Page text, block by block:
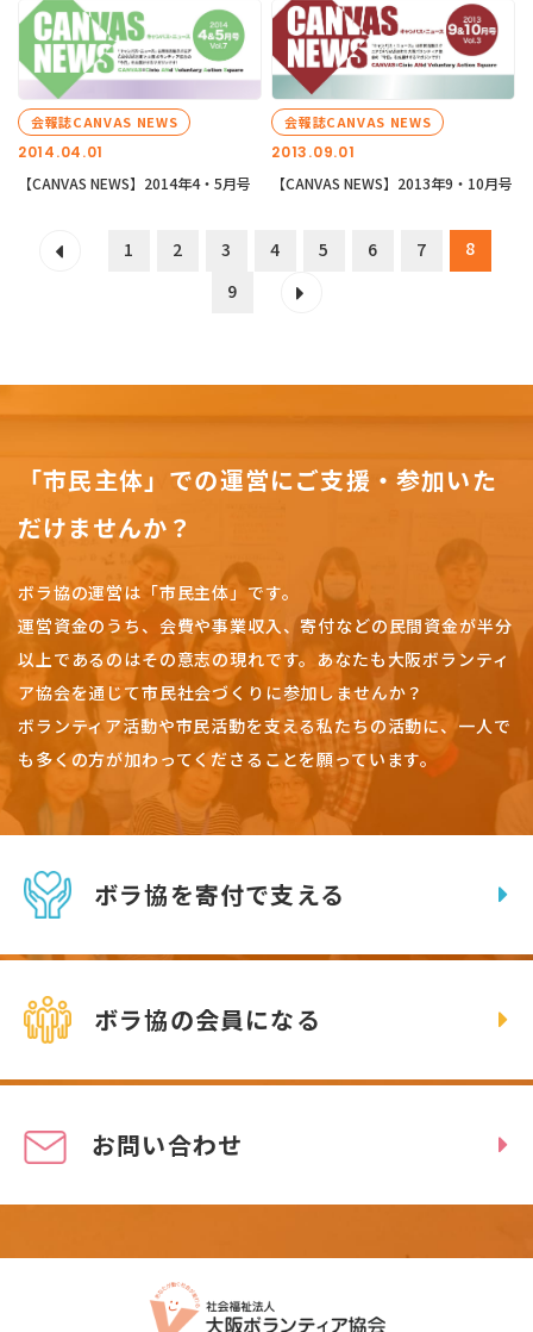
2014.04.01
会報誌CANVAS NEWS
【CANVAS NEWS】2014年4・5月号
2013.09.01
会報誌CANVAS NEWS
【CANVAS NEWS】2013年9・10月号
1 2 3 4 5 6 7
8
9
「市民主体」での運営にご支援・参加いた
だけませんか？
ボラ協の運営は「市民主体」です。
運営資金のうち、会費や事業収入、寄付などの民間資金が半分
以上であるのはその意志の現れです。 あなたも大阪ボランティ
ア協会を通じて市民社会づくりに参加しませんか？
ボランティア活動や市民活動を支える私たちの活動に、一人で
も多くの方が加わってくださることを願っています。
ボラ協を寄付で支える
ボラ協の会員になる
お問い合わせ